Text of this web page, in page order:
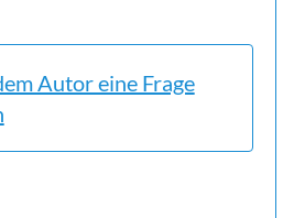
Autor eine Frage